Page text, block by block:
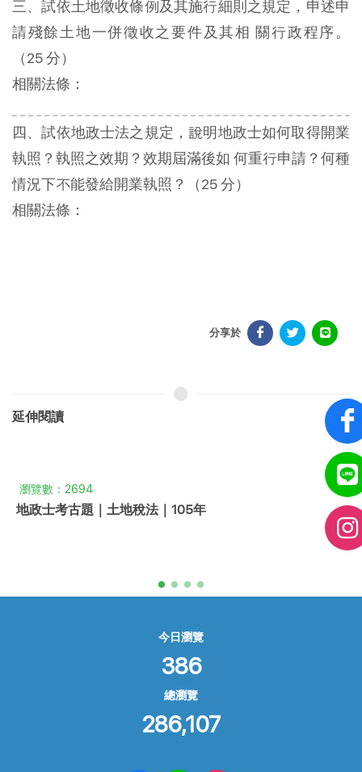
三、試依土地徵收條例及其施行細則之規定，申述申
請殘餘土地一併徵收之要件及其相 關行政程序。
（25 分）
相關法條：
四、試依地政士法之規定，說明地政士如何取得開業
執照？執照之效期？效期屆滿後如 何重行申請？何種
情況下不能發給開業執照？（25 分）
相關法條：
分享於
延伸閱讀
瀏覽數：2694
地政士考古題｜土地稅法｜105年
今日瀏覽
386
總瀏覽
286,107